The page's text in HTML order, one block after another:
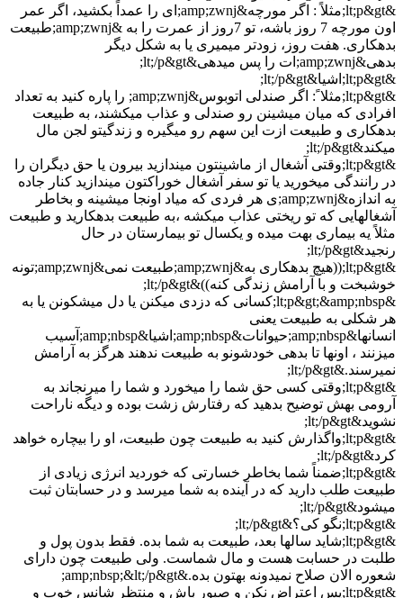
&lt;p&gt;مثلاً : اگر مورچه&amp;zwnj;ای را عمداً بکشید، اگر عمر
اون مورچه 7 روز باشه، تو 7روز از عمرت را به &amp;zwnj;طبیعت
بدهکاری. هفت روز، زودتر میمیری یا به شکل دیگر
بدهی&amp;zwnj;ات را پس میدهی&lt;/p&gt;
&lt;p&gt;اشیا&lt;/p&gt;
&lt;p&gt;مثلا ً: اگر صندلی اتوبوس&amp;zwnj; را پاره کنید به تعداد
افرادی که میان میشینن رو صندلی و عذاب میکشند، به طبیعت
بدهکاری و طبیعت ازت این سهم رو میگیره و زندگیتو لجن مال
میکند&lt;/p&gt;
&lt;p&gt;وقتی آشغال از ماشینتون میندازید بیرون یا حق دیگران را
در رانندگی میخورید یا تو سفر آشغال خوراکتون میندازید کنار جاده
به اندازه&amp;zwnj;ی هر فردی که میاد اونجا میشینه و بخاطر
آشغالهایی که تو ریختی عذاب میکشه ،به طبیعت بدهکارید و طبیعت
مثلاً یه بیماری بهت میده و یکسال تو بیمارستان در حال
رنجید&lt;/p&gt;
&lt;p&gt;((هیچ بدهکاری به&amp;zwnj;طبیعت نمی&amp;zwnj;تونه
خوشبخت و با آرامش زندگی کنه))&lt;/p&gt;
&lt;p&gt;&amp;nbsp;کسانی که دزدی میکنن یا دل میشکونن یا به
هر شکلی به طبیعت یعنی
انسانها&amp;nbsp;حیوانات&amp;nbsp;اشیا&amp;nbsp;آسیب
میزنند ، اونها تا بدهی خودشونو به طبیعت ندهند هرگز به آرامش
نمیرسند.&lt;/p&gt;
&lt;p&gt;وقتی کسی حق شما را میخورد و شما را میرنجاند به
آرومی بهش توضیح بدهید که رفتارش زشت بوده و دیگه ناراحت
نشوید&lt;/p&gt;
&lt;p&gt;واگذارش کنید به طبیعت چون طبیعت، او را بیچاره خواهد
کرد&lt;/p&gt;
&lt;p&gt;ضمناً شما بخاطر خسارتی که خوردید انرژی زیادی از
طبیعت طلب دارید که در آینده به شما میرسد و در حسابتان ثبت
میشود&lt;/p&gt;
&lt;p&gt;نگو کی؟&lt;/p&gt;
&lt;p&gt;شاید سالها بعد، طبیعت به شما بده. فقط بدون پول و
طلبت در حسابت هست و مال شماست. ولی طبیعت چون دارای
شعوره الان صلاح نمیدونه بهتون بده.&amp;nbsp;&lt;/p&gt;
&lt;p&gt;پس اعتراض نکن و صبور باش و منتظر شانس خوب و